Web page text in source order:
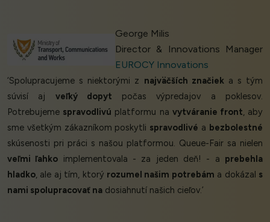
George Milis
Director & Innovations Manager
EUROCY Innovations
‘Spolupracujeme s niektorými z najväčších značieka s tým
súvisí aj veľký dopyt počas výpredajov a poklesov.
Potrebujeme spravodlivú platformu na vytváranie front, aby
sme všetkým zákazníkom poskytli spravodlivé a bezbolestné
skúsenosti pri práci s našou platformou. Queue-Fair sa nielen
veľmi ľahko implementovala - za jeden deň! - a prebehla
hladko, ale aj tím, ktorý rozumel našim potrebám a dokázal s
nami spolupracovať na dosiahnutí našich cieľov.’